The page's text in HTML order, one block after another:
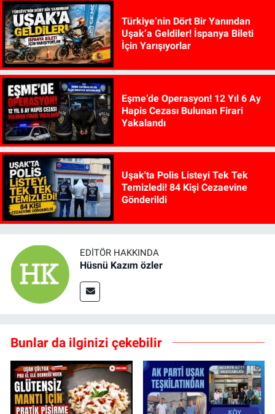
Türkiye’nin Dört Bir Yanından
Uşak’a Geldiler! İspanya Bileti
İçin Yarışıyorlar
Eşme’de Operasyon! 12 Yıl 6 Ay
Hapis Cezası Bulunan Firari
Yakalandı
Uşak'ta Polis Listeyi Tek Tek
Temizledi! 84 Kişi Cezaevine
Gönderildi
EDITÖR HAKKINDA
Hüsnü Kazım özler
Bunlar da ilginizi çekebilir